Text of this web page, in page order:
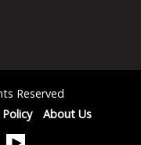
Reserved
Policy About Us